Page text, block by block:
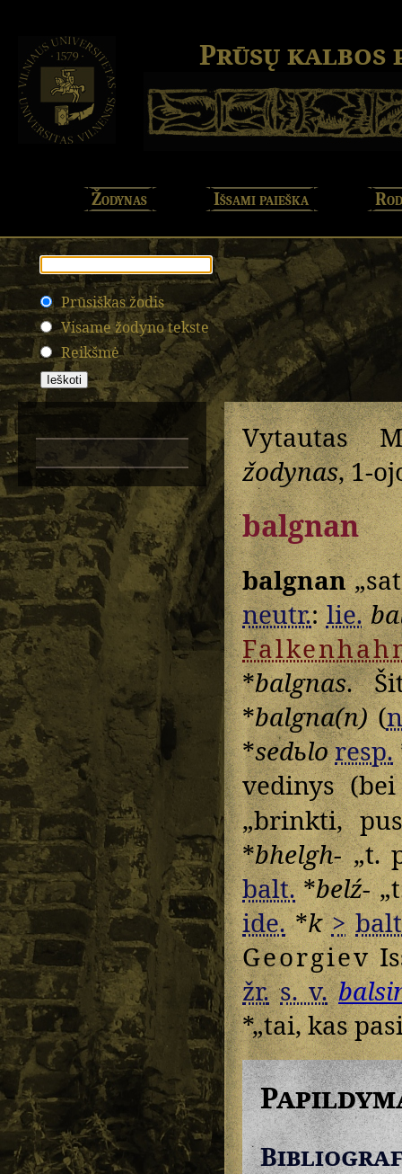
Prūsų kalbos
Žodynas Išsami paieška
Prūsiškas žodis
Visame žodyno tekste
Reikšmė
Vytautas
žodynas, 1-
balgnan
balgnan
neutr.:lie.
*balgnas.
*balgna(n)(
*sedьloresp.
vedinys
„brinkti,
*bhelgh-„t.
balt.*belź-
ide.*k >
Georgiev
žr. s. v.
*„tai, kas